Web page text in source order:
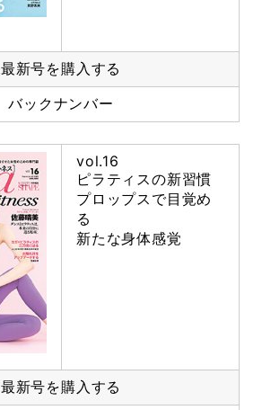
最新号を購入する
バックナンバー
vol.16
ピラティスの新習慣
プロップスで目覚め
る
新たな身体感覚
最新号を購入する